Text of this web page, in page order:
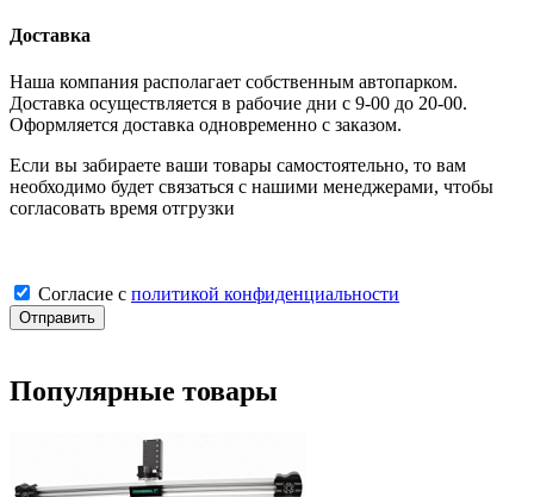
Доставка
Наша компания располагает собственным автопарком.
Доставка осуществляется в рабочие дни с 9-00 до 20-00.
Оформляется доставка одновременно с заказом.
Если вы забираете ваши товары самостоятельно, то вам
необходимо будет связаться с нашими менеджерами, чтобы
согласовать время отгрузки
Cогласие с политикой конфиденциальности
Отправить
Популярные товары